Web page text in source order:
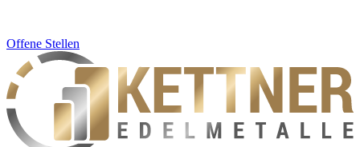
Offene Stellen